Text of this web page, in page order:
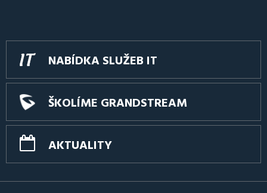
NABÍDKA SLUŽEB IT
ŠKOLÍME GRANDSTREAM
AKTUALITY